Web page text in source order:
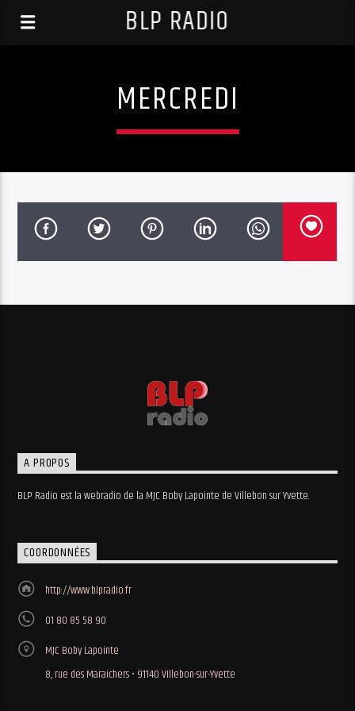
BLP RADIO
MERCREDI
A PROPOS
BLP Radio est la webradio de la MJC Boby Lapointe de Villebon sur Yvette.
COORDONNÉES
http://www.blpradio.fr
01 80 85 58 90
MJC Boby Lapointe
8, rue des Maraichers • 91140 Villebon-sur-Yvette